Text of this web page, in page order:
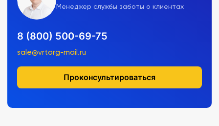
Менеджер службы заботы о клиентах
8 (800) 500-69-75
sale@vrtorg-mail.ru
Проконсультироваться